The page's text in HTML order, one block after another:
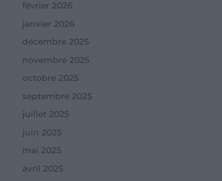
février 2026
janvier 2026
décembre 2025
novembre 2025
octobre 2025
septembre 2025
juillet 2025
juin 2025
mai 2025
avril 2025